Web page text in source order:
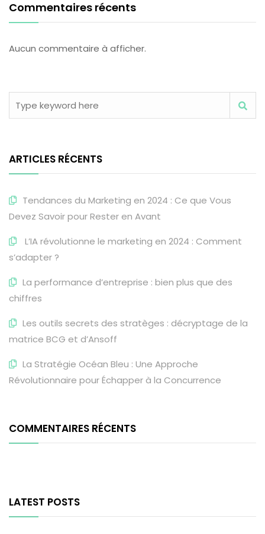
Commentaires récents
Aucun commentaire à afficher.
ARTICLES RÉCENTS
Tendances du Marketing en 2024 : Ce que Vous
Devez Savoir pour Rester en Avant
L’IA révolutionne le marketing en 2024 : Comment
s’adapter ?
La performance d’entreprise : bien plus que des
chiffres
Les outils secrets des stratèges : décryptage de la
matrice BCG et d’Ansoff
La Stratégie Océan Bleu : Une Approche
Révolutionnaire pour Échapper à la Concurrence
COMMENTAIRES RÉCENTS
LATEST POSTS